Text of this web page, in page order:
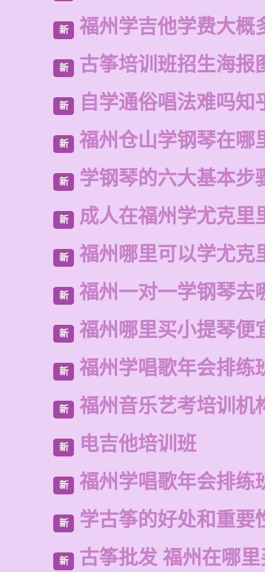
新 福州学吉他学费大概
新 古筝培训班招生海报
新 自学通俗唱法难吗知
新 福州仓山学钢琴在哪
新 学钢琴的六大基本步
新 成人在福州学尤克里
新 福州哪里可以学尤克
新 福州一对一学钢琴去
新 福州哪里买小提琴便
新 福州学唱歌年会排练
新 福州音乐艺考培训机
新 电吉他培训班
新 福州学唱歌年会排练
新 学古筝的好处和重要
新 古筝批发 福州在哪